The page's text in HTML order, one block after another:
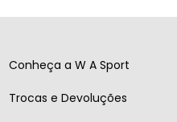
Conheça a W A Sport
Trocas e Devoluções